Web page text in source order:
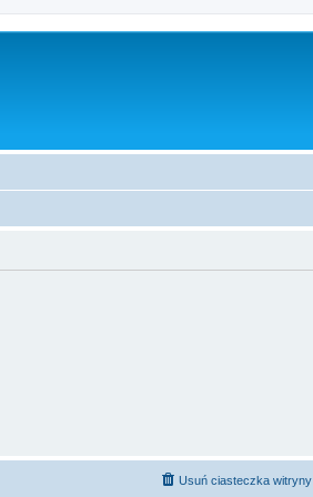
Usuń ciasteczka witryny